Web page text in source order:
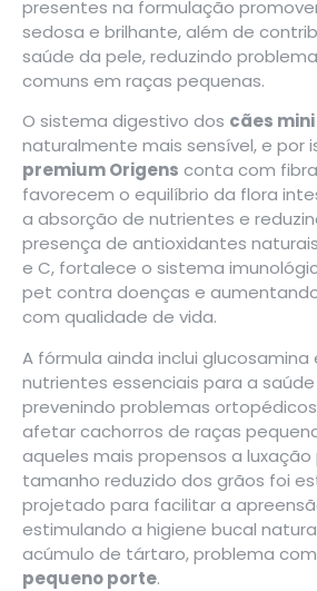
presentes na formulação
sedosa e brilhante, além de
saúde da pele, reduzindo
comuns em raças pequenas.
O sistema digestivo dos cães
naturalmente mais sensível, e por
premium Origens conta com
favorecem o equilíbrio da flora
a absorção de nutrientes e
presença de antioxidantes
e C, fortalece o sistema
pet contra doenças e
com qualidade de vida.
A fórmula ainda inclui glucosamina
nutrientes essenciais para a
prevenindo problemas
afetar cachorros de raças
aqueles mais propensos a luxação
tamanho reduzido dos grãos foi
projetado para facilitar a
estimulando a higiene bucal
acúmulo de tártaro, problema
pequeno porte.